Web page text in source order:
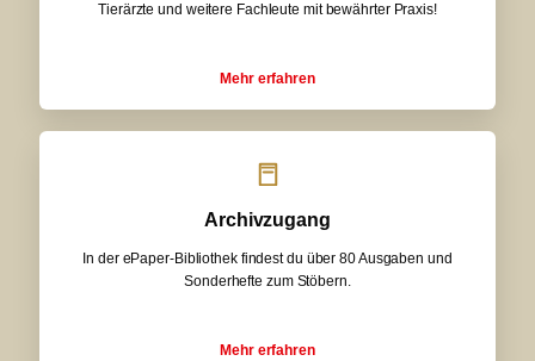
Tierärzte und weitere Fachleute mit bewährter Praxis!
Mehr erfahren
Archivzugang
In der ePaper-Bibliothek findest du über 80 Ausgaben und
Sonderhefte zum Stöbern.
Mehr erfahren